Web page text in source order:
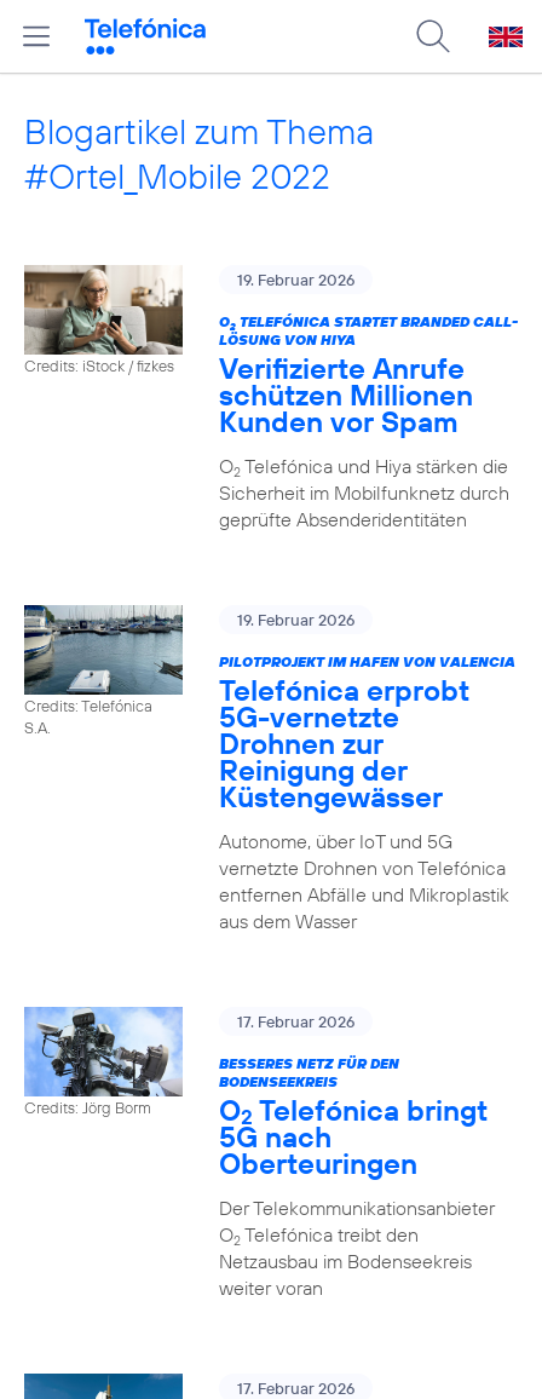
Blogartikel zum Thema
#Ortel_Mobile 2022
Credits: iStock / fizkes
19. Februar 2026
O2TELEFÓNICA STARTET BRANDED CALL-
LÖSUNG VON HIYA
Verifizierte Anrufe
schützen Millionen
Kunden vor Spam
O2Telefónica und Hiya stärken die
Sicherheit im Mobilfunknetz durch
geprüfte Absenderidentitäten
Credits: Telefónica
S.A.
19. Februar 2026
PILOTPROJEKT IM HAFEN VON VALENCIA
Telefónica erprobt
5G-vernetzte
Drohnen zur
Reinigung der
Küstengewässer
Autonome, über IoT und 5G
vernetzte Drohnen von Telefónica
entfernen Abfälle und Mikroplastik
aus dem Wasser
Credits: Jörg Borm
17. Februar 2026
BESSERES NETZ FÜR DEN
BODENSEEKREIS
O2 Telefónica bringt
5G nach
Oberteuringen
Der Telekommunikationsanbieter
O2Telefónica treibt den
Netzausbau im Bodenseekreis
weiter voran
17. Februar 2026